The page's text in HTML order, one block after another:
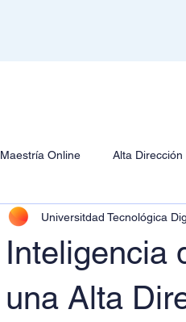
Maestría Online Alta
Inteligencia
una Alta
Universitdad Tecnológica